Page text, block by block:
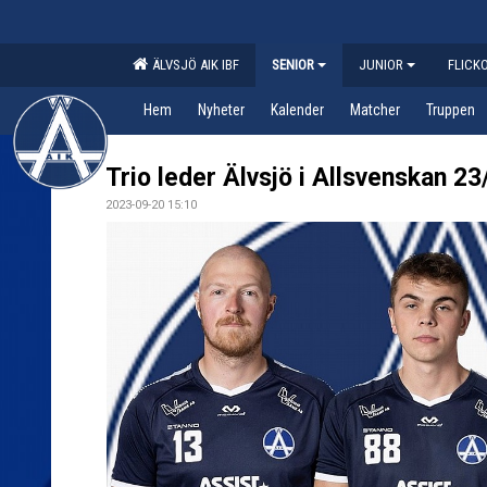
ÄLVSJÖ AIK IBF SENIOR JUNIOR
Hem Nyheter Kalender Matcher Truppen
Trio leder Älvsjö i Allsvenskan
2023-09-20 15:10